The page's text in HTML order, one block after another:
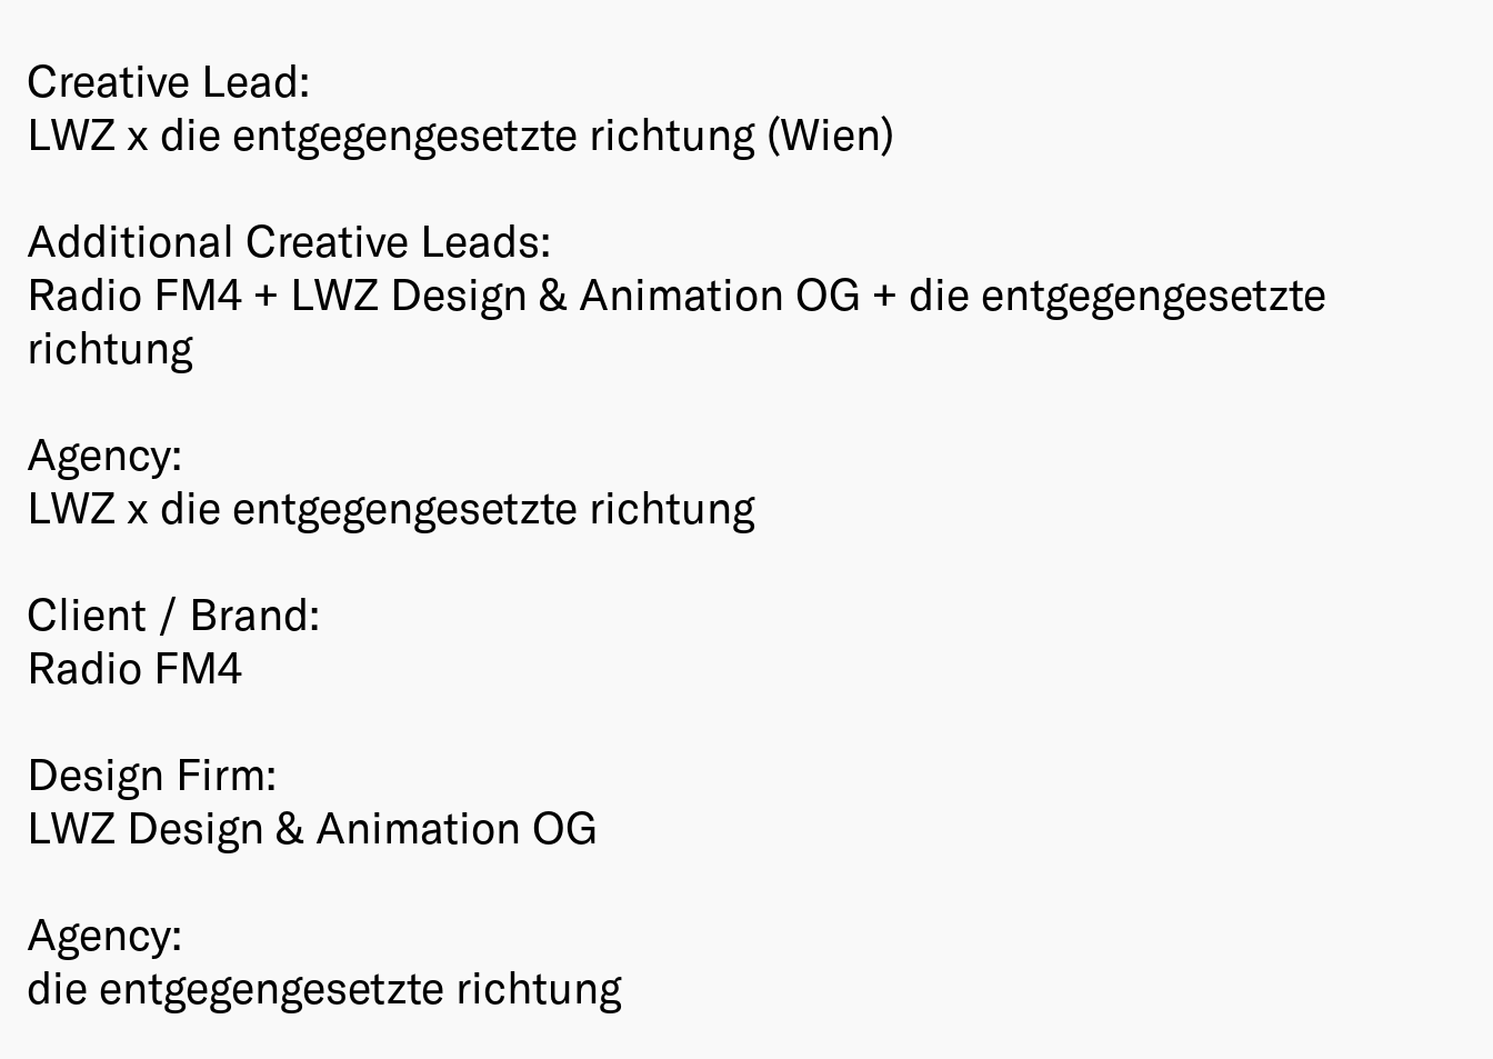
Creative Lead:
LWZ x die entgegengesetzte richtung (Wien)
Additional Creative Leads:
Radio FM4 + LWZ Design & Animation OG + die entgegengesetzte
richtung
Agency:
LWZ x die entgegengesetzte richtung
Client / Brand:
Radio FM4
Design Firm:
LWZ Design & Animation OG
Agency:
die entgegengesetzte richtung